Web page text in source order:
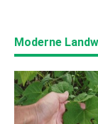
Moderne